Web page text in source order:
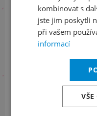
Přihlaste se k
a buďte
Sledujte
kombinovat s
jste jim poskytli
při vašem
informací